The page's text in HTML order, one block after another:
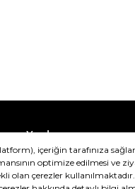
Yardım
Teslimat Bilgisi
Şartlar & Koşullar